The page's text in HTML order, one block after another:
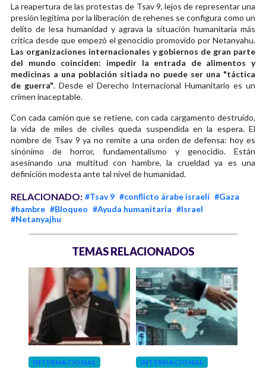
La reapertura de las protestas de Tsav 9, lejos de representar una
presión legítima por la liberación de rehenes se configura como un
delito de lesa humanidad y agrava la situación humanitaria más
crítica desde que empezó el genocidio promovido por Netanyahu.
Las organizaciones internacionales y gobiernos de gran parte
del mundo coinciden: impedir la entrada de alimentos y
medicinas a una población sitiada no puede ser una "táctica
de guerra". Desde el Derecho Internacional Humanitario es un
crimen inaceptable.
Con cada camión que se retiene, con cada cargamento destruido,
la vida de miles de civiles queda suspendida en la espera. El
nombre de Tsav 9 ya no remite a una orden de defensa: hoy es
sinónimo de horror, fundamentalismo y genocidio. Están
asesinando una multitud con hambre, la crueldad ya es una
definición modesta ante tal nivel de humanidad.
RELACIONADO: #Tsav 9 #conflicto árabe israelí #Gaza
#hambre #Bloqueo #Ayuda humanitaria #Israel
#Netanyajhu
TEMAS RELACIONADOS
INTERNACIONAL INTERNACIONAL